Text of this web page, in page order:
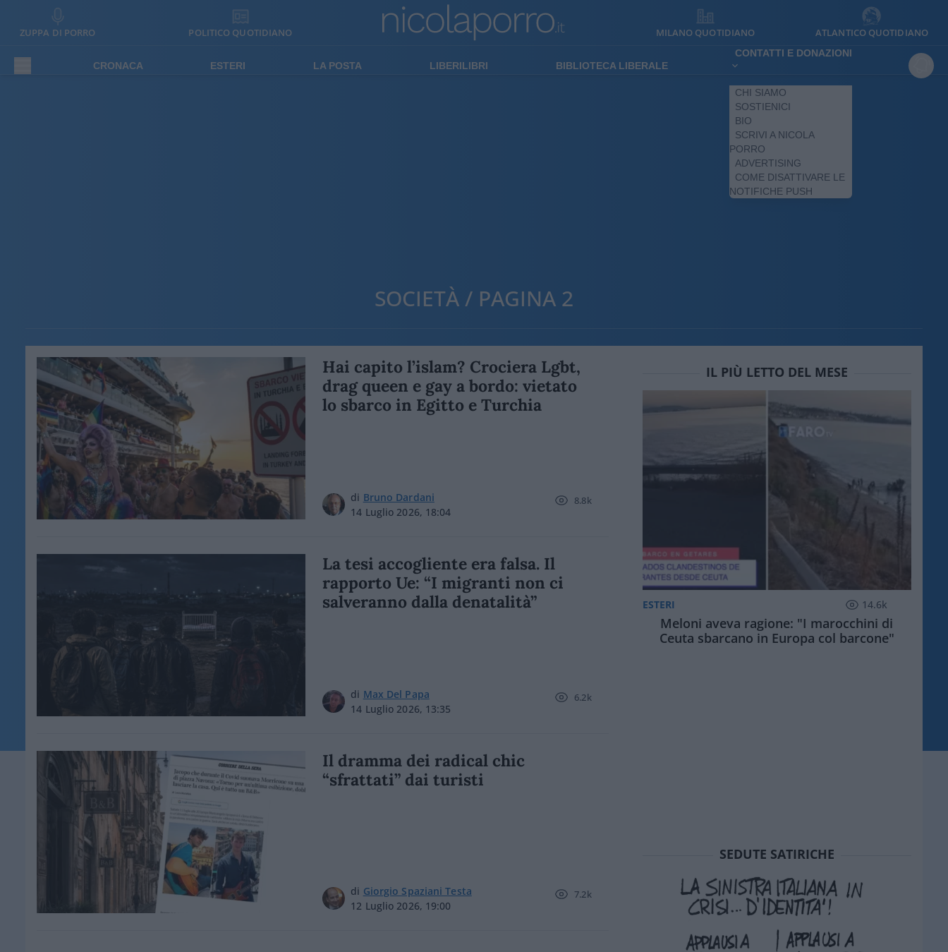
ZUPPA DI PORRO POLITICO QUOTIDIANO MILANO QUOTIDIANO ATLANTICO QUOTIDIANO
CRONACA ESTERI LA POSTA LIBERILIBRI BIBLIOTECA LIBERALE
CONTATTI E DONAZIONI
CHI SIAMO
SOSTIENICI
BIO
SCRIVI A NICOLA
PORRO
ADVERTISING
COME DISATTIVARE LE
NOTIFICHE PUSH
SOCIETÀ / PAGINA 2
Hai capito l’islam? Crociera Lgbt,
drag queen e gay a bordo: vietato
lo sbarco in Egitto e Turchia
di Bruno Dardani
14 Luglio 2026, 18:04
8.8k
La tesi accogliente era falsa. Il
rapporto Ue: “I migranti non ci
salveranno dalla denatalità”
di Max Del Papa
14 Luglio 2026, 13:35
6.2k
Il dramma dei radical chic
“sfrattati” dai turisti
di Giorgio Spaziani Testa
12 Luglio 2026, 19:00
7.2k
IL PIÙ LETTO DEL MESE
ESTERI 14.6k
Meloni aveva ragione: "I marocchini di
Ceuta sbarcano in Europa col barcone"
SEDUTE SATIRICHE